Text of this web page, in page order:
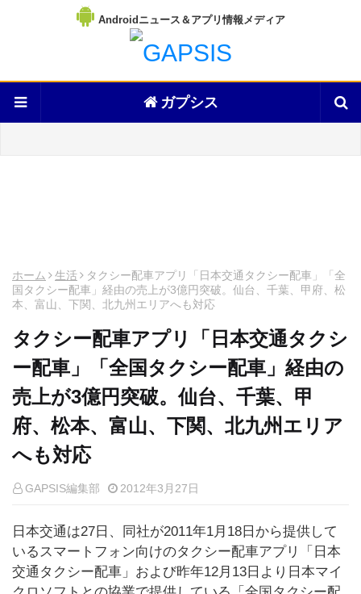
Androidニュース＆アプリ情報メディア
ガプシス
ホーム 生活
タクシー配車アプリ「日本交通タクシー配車」「全
国タクシー配車」経由の売上が3億円突破。仙台、千葉、甲府、松
本、富山、下関、北九州エリアへも対応
タクシー配車アプリ「日本交通タクシ
ー配車」「全国タクシー配車」経由の
売上が3億円突破。仙台、千葉、甲
府、松本、富山、下関、北九州エリア
へも対応
GAPSIS編集部 2012年3月27日
日本交通は27日、同社が2011年1月18日から提供して
いるスマートフォン向けのタクシー配車アプリ「日本
交通タクシー配車」および昨年12月13日より日本マイ